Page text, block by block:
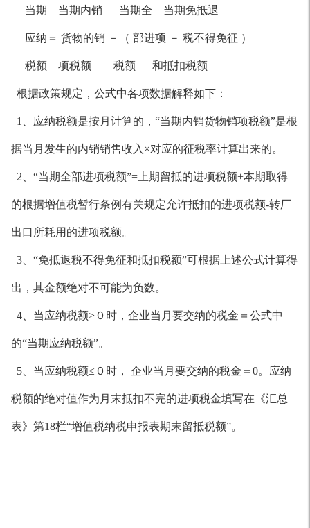
当期 当期内销 当期全 当期免抵退
应纳＝ 货物的销 －（ 部进项 － 税不得免征 ）
税额 项税额 税额 和抵扣税额
根据政策规定，公式中各项数据解释如下：
1、应纳税额是按月计算的，“当期内销货物销项税额”是根
据当月发生的内销销售收入×对应的征税率计算出来的。
2、“当期全部进项税额”=上期留抵的进项税额+本期取得
的根据增值税暂行条例有关规定允许抵扣的进项税额-转厂
出口所耗用的进项税额。
3、“免抵退税不得免征和抵扣税额”可根据上述公式计算得
出，其金额绝对不可能为负数。
4、当应纳税额>０时，企业当月要交纳的税金＝公式中
的“当期应纳税额”。
5、当应纳税额≤０时， 企业当月要交纳的税金＝0。应纳
税额的绝对值作为月末抵扣不完的进项税金填写在《汇总
表》第18栏“增值税纳税申报表期末留抵税额”。